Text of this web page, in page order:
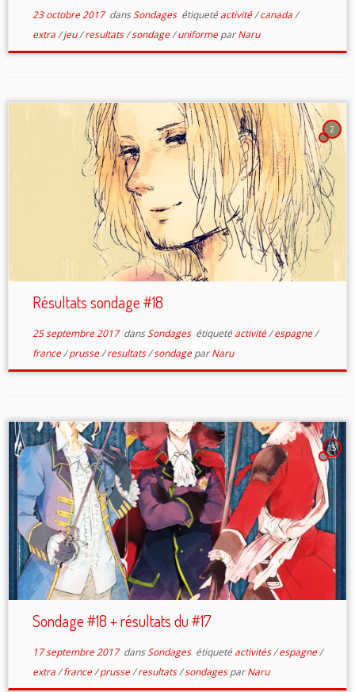
23 octobre 2017dansSondages étiqueté activité/canada/
extra/jeu/resultats/sondage/uniformeparNaru
2
Résultats sondage #18
25 septembre 2017dansSondages étiqueté activité/espagne/
france/prusse/resultats/sondageparNaru
15
Sondage #18 + résultats du #17
17 septembre 2017dansSondages étiqueté activités/espagne/
extra/france/prusse/resultats/sondagesparNaru